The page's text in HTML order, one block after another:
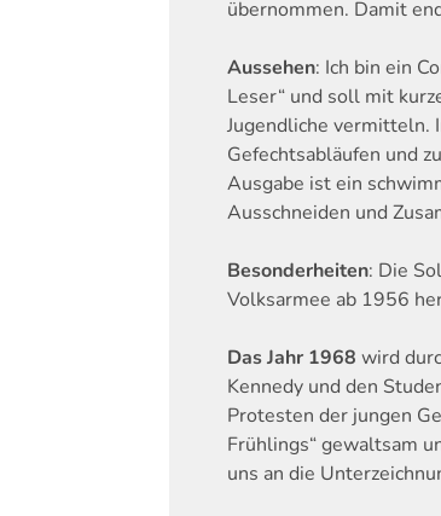
übernommen. Damit
Aussehen: Ich bin ein
Leser“ und soll mit
Jugendliche vermitteln.
Gefechtsabläufen und
Ausgabe ist ein
Ausschneiden und
Besonderheiten: Die
Volksarmee ab 1956
Das Jahr 1968 wird
Kennedy und den
Protesten der jungen
Frühlings“ gewaltsam
uns an die